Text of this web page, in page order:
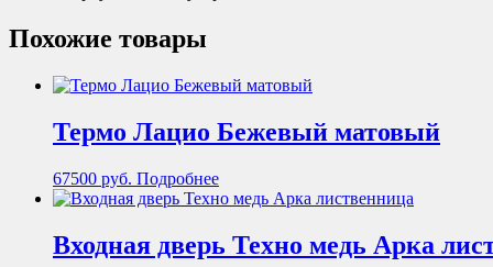
Похожие товары
Термо Лацио Бежевый матовый
67500 руб. Подробнее
Входная дверь Техно медь Арка